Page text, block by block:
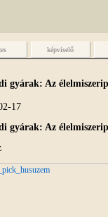
képviselő
gyárak: Az
17
gyárak: Az